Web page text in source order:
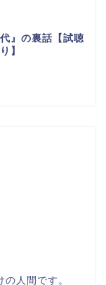
』の裏話【試聴
】
人間です。